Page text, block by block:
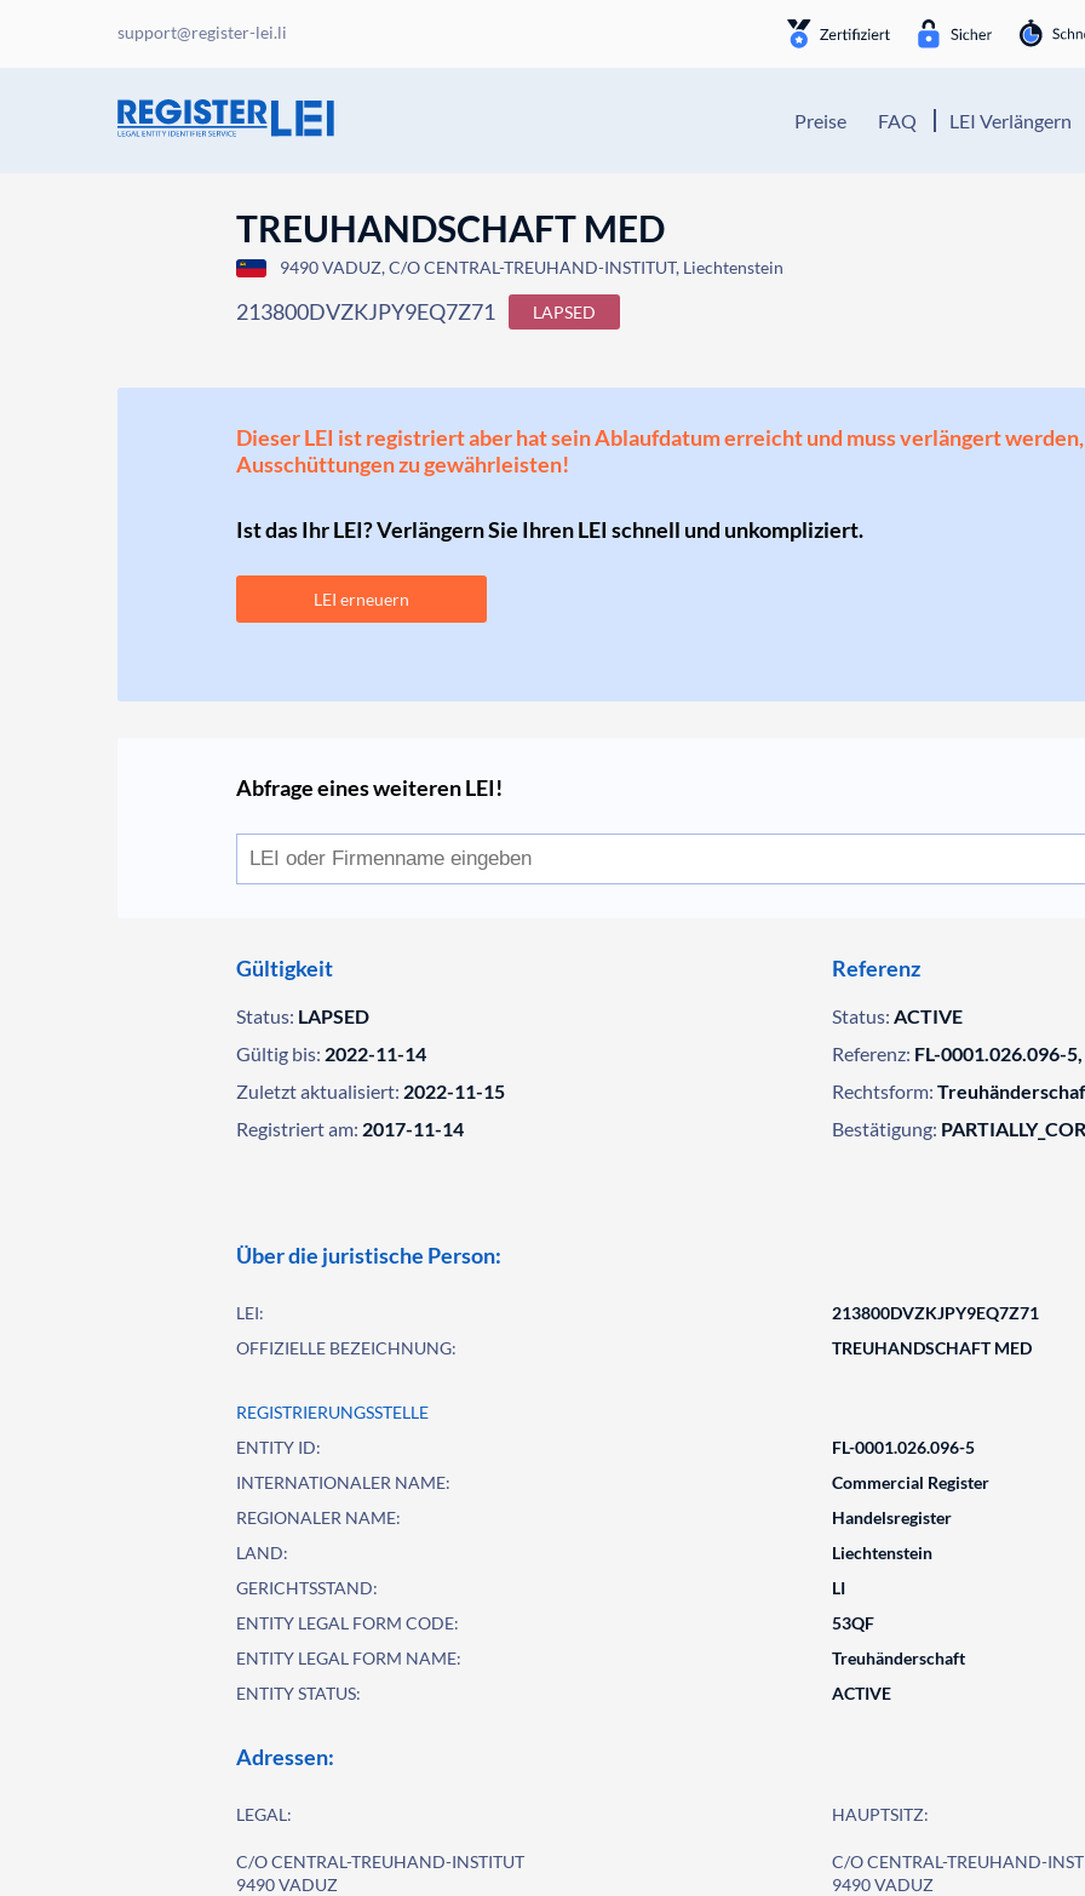
support@register-lei.li
Preise FAQ LEI Verlängern
TREUHANDSCHAFT MED
9490 VADUZ, C/O CENTRAL-TREUHAND-INSTITUT, Liechtenstein
213800DVZKJPY9EQ7Z71 LAPSED
Dieser LEI ist registriert aber hat sein Ablaufdatum erreicht und muss verlängert
Ausschüttungen zu gewährleisten!
Ist das Ihr LEI? Verlängern Sie Ihren LEI schnell und unkompliziert.
LEI erneuern
Abfrage eines weiteren LEI!
Gültigkeit
Status: LAPSED
Gültig bis: 2022-11-14
Zuletzt aktualisiert: 2022-11-15
Registriert am: 2017-11-14
Referenz
Status: ACTIVE
Referenz: FL-0001.026.096-
Rechtsform:
Bestätigung:
Über die juristische Person:
LEI:
213800DVZKJPY9EQ7Z71
OFFIZIELLE BEZEICHNUNG:
TREUHANDSCHAFT MED
REGISTRIERUNGSSTELLE
ENTITY ID:
FL-0001.026.096-5
INTERNATIONALER NAME:
Commercial Register
REGIONALER NAME:
Handelsregister
LAND:
Liechtenstein
GERICHTSSTAND:
LI
ENTITY LEGAL FORM CODE:
53QF
ENTITY LEGAL FORM NAME:
Treuhänderschaft
ENTITY STATUS:
ACTIVE
Adressen:
LEGAL:
C/O CENTRAL-TREUHAND-INSTITUT
9490 VADUZ
HAUPTSITZ:
C/O CENTRAL-TREUHAND-
9490 VADUZ